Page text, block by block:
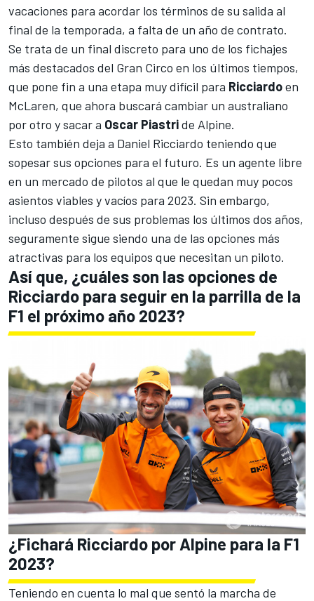
vacaciones para acordar los términos de su salida al
final de la temporada, a falta de un año de contrato.
Se trata de un final discreto para uno de los fichajes
más destacados del Gran Circo en los últimos tiempos,
que pone fin a una etapa muy difícil para Ricciardoen
McLaren, que ahora buscará cambiar un australiano
por otro y sacar a Oscar Piastride Alpine.
Esto también deja a Daniel Ricciardo teniendo que
sopesar sus opciones para el futuro. Es un agente libre
en un mercado de pilotos al que le quedan muy pocos
asientos viables y vacíos para 2023. Sin embargo,
incluso después de sus problemas los últimos dos años,
seguramente sigue siendo una de las opciones más
atractivas para los equipos que necesitan un piloto.
Así que, ¿cuáles son las opciones de
Ricciardo para seguir en la parrilla de la
F1 el próximo año 2023?
¿Fichará Ricciardo por Alpine para la F1
2023?
Teniendo en cuenta lo mal que sentó la marcha de